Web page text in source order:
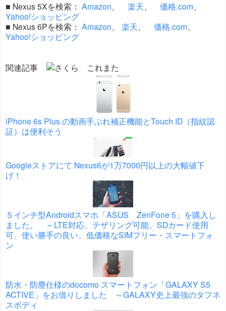
■ Nexus 5Xを検索： Amazon 楽天 価格.com
Yahoo!ショッピング
■ Nexus 6Pを検索： Amazon 楽天 価格.com
Yahoo!ショッピング
関連記事
iPhone 6s Plus の動画手ぶれ補正機能とTouch ID（指紋認
証）は便利そう
Googleストアにて Nexus6が1万7000円以上の大幅値下
げ！
５インチ型Androidスマホ「ASUS ZenFone 5」を購入し
ました。 ～LTE対応、テザリング可能、SDカード使用
可、使い勝手の良い、低価格なSIMフリー・スマートフォ
ン
防水・防塵仕様のdocomo スマートフォン「GALAXY S5
ACTIVE」をお借りしました ～GALAXY史上最強のタフネ
スボディ